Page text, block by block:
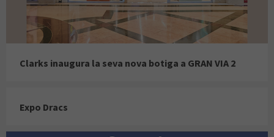
Clarks inaugura la seva nova botiga a GRAN VIA 2
Expo Dracs